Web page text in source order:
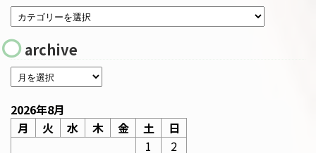
archive
2026年8月
月
火 水 木 金 土
日
1
2